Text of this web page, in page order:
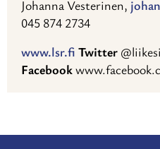
Johanna Vesterinen,
045 874 2734
www.lsr.fi Twitter
Facebook